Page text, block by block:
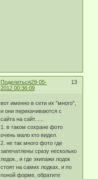
Поделиться 13
29-05-
2012 00:36:09
вот именно в сети их "много",
и они перекачиваются с
сайта на сайт......
1. в таком сохране фото
очень мало кто видел.
2. не так много фото где
запечатлены сразу несколько
лодок., и где экипажи лодок
стоят на самих лодках, и по
поной форме, обратите